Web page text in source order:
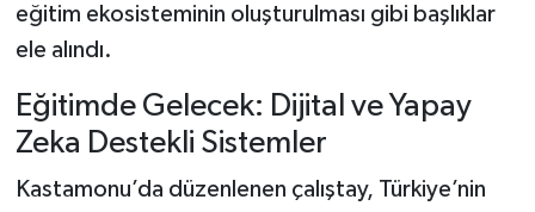
eğitim ekosisteminin oluşturulması gibi başlıklar
ele alındı.
Eğitimde Gelecek: Dijital ve Yapay
Zeka Destekli Sistemler
Kastamonu’da düzenlenen çalıştay, Türkiye’nin